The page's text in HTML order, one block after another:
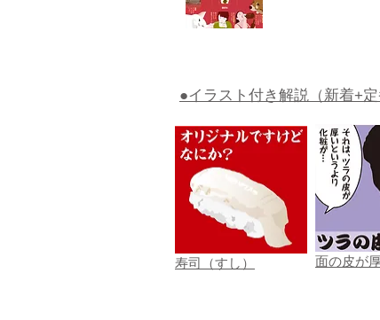
●イラスト付き解説（新着+定
寿司（すし） 面の皮が